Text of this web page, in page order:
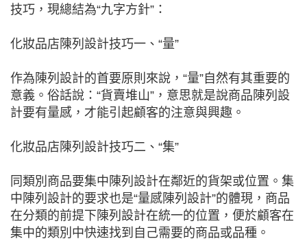
技巧，現總結為“九字方針”：
化妝品店陳列設計技巧一、“量”
作為陳列設計的首要原則來說，“量”自然有其重要的
意義。俗話說：“貨賣堆山”，意思就是說商品陳列設
計要有量感，才能引起顧客的注意與興趣。
化妝品店陳列設計技巧二、“集”
同類別商品要集中陳列設計在鄰近的貨架或位置。集
中陳列設計的要求也是“量感陳列設計”的體現，商品
在分類的前提下陳列設計在統一的位置，便於顧客在
集中的類別中快速找到自己需要的商品或品種。